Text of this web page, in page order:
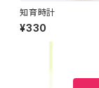
知育時計
¥330